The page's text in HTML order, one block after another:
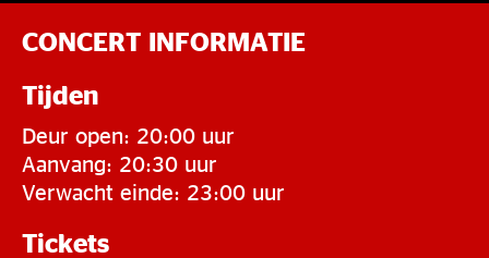
CONCERT INFORMATIE
Tijden
Deur open: 20:00 uur
Aanvang: 20:30 uur
Verwacht einde: 23:00 uur
Tickets